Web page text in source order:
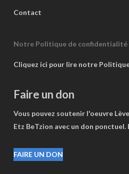
Contact
Notre Politique de confidentialité
Cliquez ici pour lire notre
Faire un don
Vous pouvez soutenir l'oeuvre
Etz BeTzion avec un don ponctuel.
FAIRE UN DON